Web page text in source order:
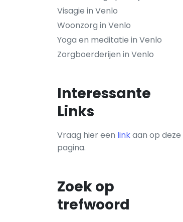
Visagie in Venlo
Woonzorg in Venlo
Yoga en meditatie in Venlo
Zorgboerderijen in Venlo
Interessante
Links
Vraag hier een linkaan op deze
pagina.
Zoek op
trefwoord